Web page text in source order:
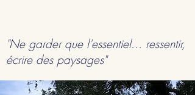
"Ne garder que l'essentiel... ressentir,
écrire des paysages"